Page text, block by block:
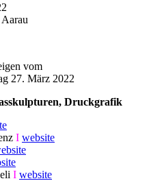
vom
27. März 2022
Druckgrafik
I website
I website